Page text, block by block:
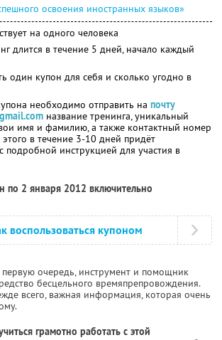
освоения иностранных языков»
на одного человека
длится в течение 5 дней, начало каждый
один купон для себя и сколько угодно в
необходимо отправить на почту
название тренинга, уникальный
имя и фамилию, а также контактный номер
в течение 3-10 дней придёт
подробной инструкцией для участия в
по 2 января 2012 включительно
воспользоваться купоном
первую очередь, инструмент и помощник
бесцельного времяпрепровождения.
всего, важная информация, которая очень
грамотно работать с этой